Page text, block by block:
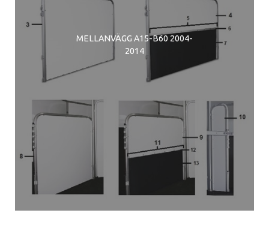
MELLANVÄGG A15-B60 2004-
2014